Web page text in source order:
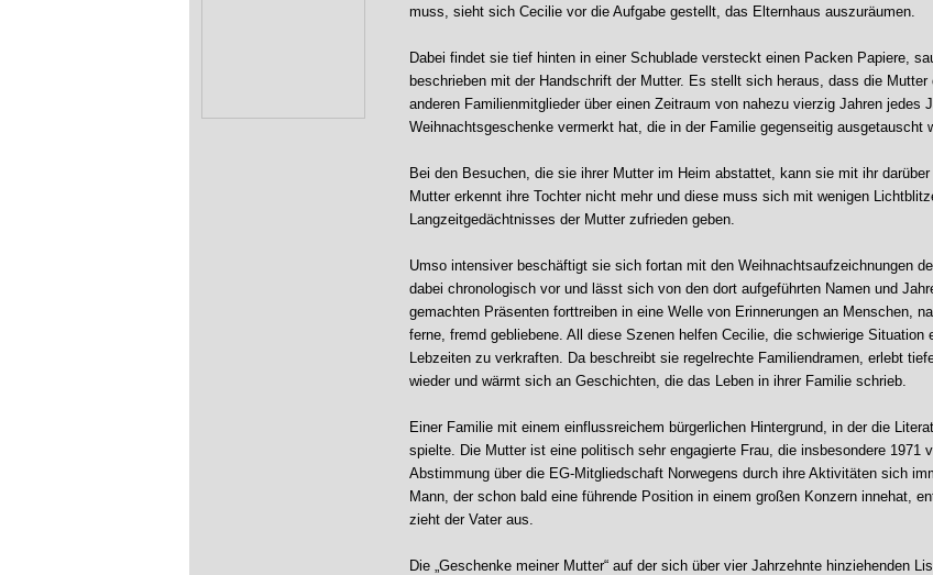
muss, sieht sich Cecilie vor die Aufgabe gestellt, das Elternhaus auszuräumen.
Dabei findet sie tief hinten in einer Schublade versteckt einen Packen Papiere,
beschrieben mit der Handschrift der Mutter. Es stellt sich heraus, dass die Mutter
anderen Familienmitglieder über einen Zeitraum von nahezu vierzig Jahren jedes
Weihnachtsgeschenke vermerkt hat, die in der Familie gegenseitig ausgetauscht
Bei den Besuchen, die sie ihrer Mutter im Heim abstattet, kann sie mit ihr
Mutter erkennt ihre Tochter nicht mehr und diese muss sich mit wenigen
Langzeitgedächtnisses der Mutter zufrieden geben.
Umso intensiver beschäftigt sie sich fortan mit den Weihnachtsaufzeichnungen
dabei chronologisch vor und lässt sich von den dort aufgeführten Namen und
gemachten Präsenten forttreiben in eine Welle von Erinnerungen an Menschen,
ferne, fremd gebliebene. All diese Szenen helfen Cecilie, die schwierige Situation
Lebzeiten zu verkraften. Da beschreibt sie regelrechte Familiendramen, erlebt
wieder und wärmt sich an Geschichten, die das Leben in ihrer Familie schrieb.
Einer Familie mit einem einflussreichem bürgerlichen Hintergrund, in der die
spielte. Die Mutter ist eine politisch sehr engagierte Frau, die insbesondere 1971
Abstimmung über die EG-Mitgliedschaft Norwegens durch ihre Aktivitäten sich
Mann, der schon bald eine führende Position in einem großen Konzern innehat,
zieht der Vater aus.
Die „Geschenke meiner Mutter“ auf der sich über vier Jahrzehnte hinziehenden